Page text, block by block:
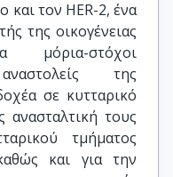
και τον HER-2, ένα
της οικογένειας
στόχοι
της
σε κυτταρικό
ανασταλτική τους
τμήματος
και για την